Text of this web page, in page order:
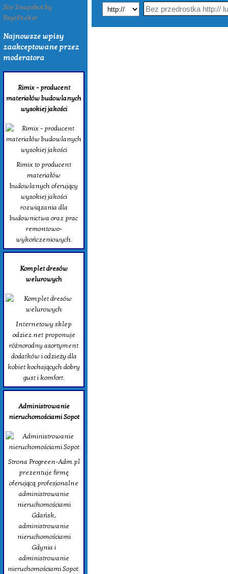
Site Snapshot by
PagePeeker
Najnowsze wpisy
zaakceptowane przez
moderatora
Rimix - producent
materiałów budowlanych
wysokiej jakości
Rimix to producent
materiałów
budowlanych oferujący
wysokiej jakości
rozwiązania dla
budownictwa oraz prac
remontowo-
wykończeniowych.
Komplet dresów
welurowych
Internetowy sklep
odziez.net proponuje
różnorodny asortyment
dodatków i odzieży dla
kobiet kochających dobry
gust i komfort.
Administrowanie
nieruchomościami Sopot
Strona Progreen-Adm.pl
prezentuje firmę
oferującą profesjonalne
administrowanie
nieruchomościami
Gdańsk,
administrowanie
nieruchomościami
Gdynia i
administrowanie
nieruchomościami Sopot.